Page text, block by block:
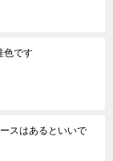
色です
スはあるといいで